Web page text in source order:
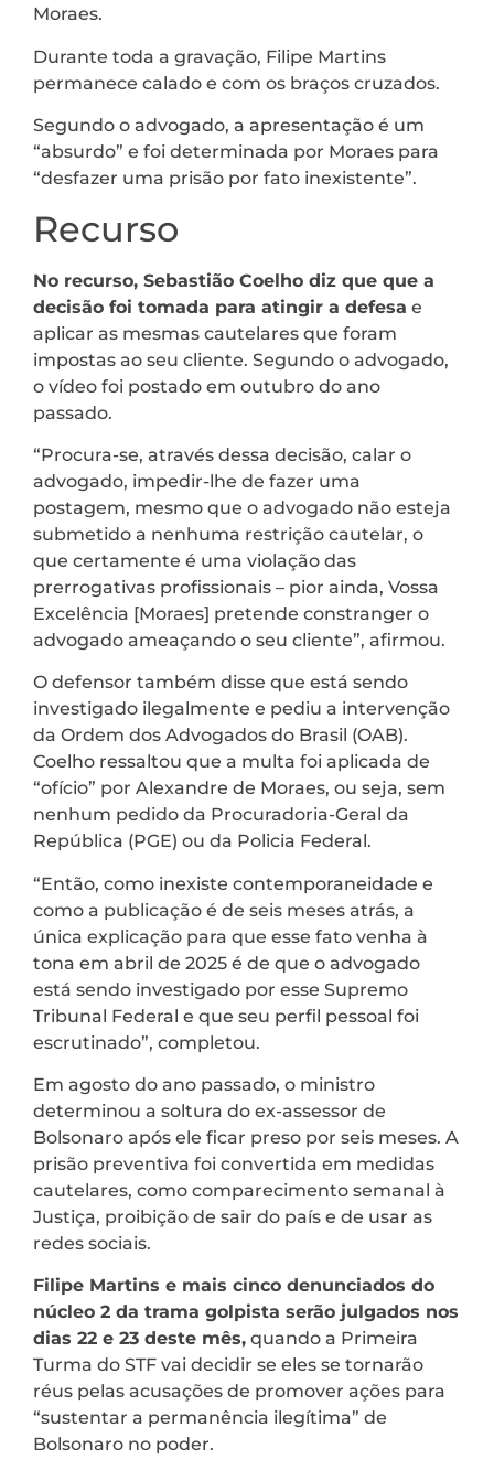
Moraes.
Durante toda a gravação, Filipe Martins
permanece calado e com os braços cruzados.
Segundo o advogado, a apresentação é um
“absurdo” e foi determinada por Moraes para
“desfazer uma prisão por fato inexistente”.
Recurso
No recurso, Sebastião Coelho diz que que a
decisão foi tomada para atingir a defesa e
aplicar as mesmas cautelares que foram
impostas ao seu cliente. Segundo o advogado,
o vídeo foi postado em outubro do ano
passado.
“Procura-se, através dessa decisão, calar o
advogado, impedir-lhe de fazer uma
postagem, mesmo que o advogado não esteja
submetido a nenhuma restrição cautelar, o
que certamente é uma violação das
prerrogativas profissionais – pior ainda, Vossa
Excelência [Moraes] pretende constranger o
advogado ameaçando o seu cliente”, afirmou.
O defensor também disse que está sendo
investigado ilegalmente e pediu a intervenção
da Ordem dos Advogados do Brasil (OAB).
Coelho ressaltou que a multa foi aplicada de
“ofício” por Alexandre de Moraes, ou seja, sem
nenhum pedido da Procuradoria-Geral da
República (PGE) ou da Policia Federal.
“Então, como inexiste contemporaneidade e
como a publicação é de seis meses atrás, a
única explicação para que esse fato venha à
tona em abril de 2025 é de que o advogado
está sendo investigado por esse Supremo
Tribunal Federal e que seu perfil pessoal foi
escrutinado”, completou.
Em agosto do ano passado, o ministro
determinou a soltura do ex-assessor de
Bolsonaro após ele ficar preso por seis meses. A
prisão preventiva foi convertida em medidas
cautelares, como comparecimento semanal à
Justiça, proibição de sair do país e de usar as
redes sociais.
Filipe Martins e mais cinco denunciados do
núcleo 2 da trama golpista serão julgados nos
dias 22 e 23 deste mês, quando a Primeira
Turma do STF vai decidir se eles se tornarão
réus pelas acusações de promover ações para
“sustentar a permanência ilegítima” de
Bolsonaro no poder.